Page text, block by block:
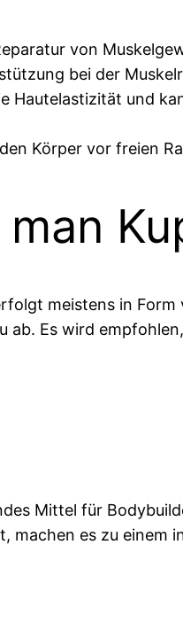
von
bei der
Hautelastizität und
Körper vor freien
meistens in
ab. Es wird
Mittel für
machen es zu